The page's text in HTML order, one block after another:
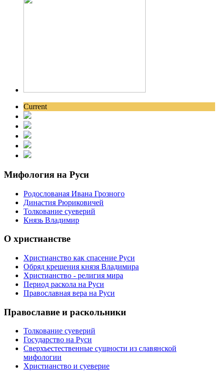
Current
Мифология на Руси
Родослованая Ивана Грозного
Династия Рюриковичей
Толкование суеверий
Князь Владимир
О христианстве
Христианство как спасение Руси
Обряд крещения князя Владимира
Христианство - религия мира
Период раскола на Руси
Православная вера на Руси
Православие и раскольники
Толкование суеверий
Государство на Руси
Сверхъестественные сущности из славянской
мифологии
Христианство и суеверие